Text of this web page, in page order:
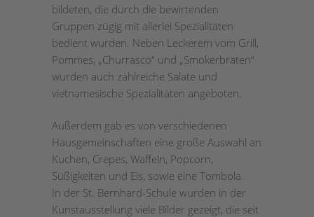
bildeten, die durch die bewirtenden
Gruppen zügig mit allerlei Spezialitäten
bedient wurden. Neben Leckerem vom Grill,
Pommes, „Churrasco“ und „Smokerbraten“
wurden auch zahlreiche Salate und
vietnamesische Spezialitäten angeboten.
Außerdem gab es von verschiedenen
Hausgemeinschaften eine große Auswahl an
Kuchen, Crepes, Waffeln, Popcorn,
Süßigkeiten und Eis, sowie eine Tombola.
In der St. Bernhard-Schule wurden in der
Kunstausstellung viele Bilder gezeigt, die seit